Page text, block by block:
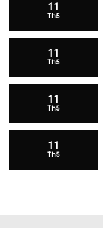
11
Th5
11
Th5
11
Th5
11
Th5